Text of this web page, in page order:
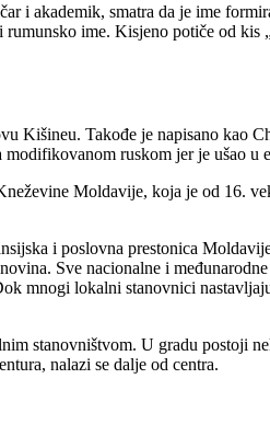
i akademik, smatra da je ime
ime. Kisjeno potiče od kis
Kišineu. Takođe je napisano kao
ruskom jer je ušao
Moldavije, koja je od 16.
i poslovna prestonica
Sve nacionalne i
mnogi lokalni stanovnici
stanovništvom. U gradu postoji
nalazi se dalje od centra.